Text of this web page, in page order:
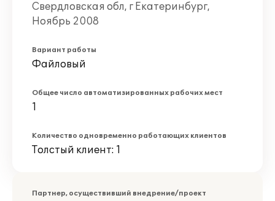
Свердловская обл, г Екатеринбург,
Ноябрь 2008
Вариант работы
Файловый
Общее число автоматизированных рабочих мест
1
Количество одновременно работающих клиентов
Толстый клиент: 1
Партнер, осуществивший внедрение/проект